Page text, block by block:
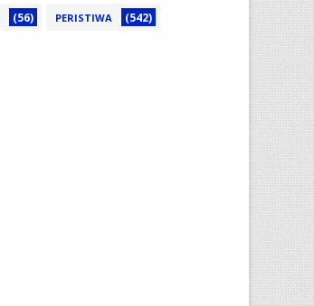
(56) PERISTIWA (542)